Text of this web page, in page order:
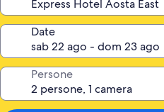
Date
Persone